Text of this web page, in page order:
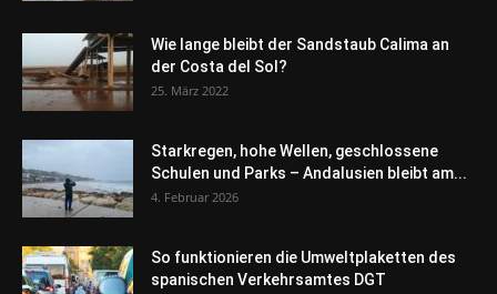
Wie lange bleibt der Sandstaub Calima an
der Costa del Sol?
25. März 2022
Starkregen, hohe Wellen, geschlossene
Schulen und Parks – Andalusien bleibt am...
4. Februar 2026
So funktionieren die Umweltplaketten des
spanischen Verkehrsamtes DGT